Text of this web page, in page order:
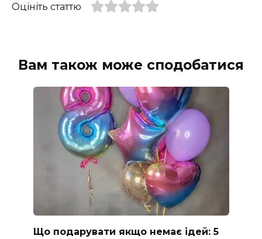
Оцініть статтю
Вам також може сподобатися
Що подарувати якщо немає ідей: 5